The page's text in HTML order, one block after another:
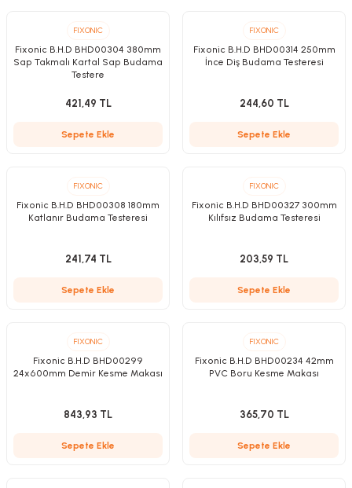
FIXONIC
Fixonic B.H.D BHD00304 380mm
Sap Takmalı Kartal Sap Budama
Testere
421,49 TL
Sepete Ekle
FIXONIC
Fixonic B.H.D BHD00314 250mm
İnce Diş Budama Testeresi
244,60 TL
Sepete Ekle
FIXONIC
Fixonic B.H.D BHD00308 180mm
Katlanır Budama Testeresi
241,74 TL
Sepete Ekle
FIXONIC
Fixonic B.H.D BHD00327 300mm
Kılıfsız Budama Testeresi
203,59 TL
Sepete Ekle
FIXONIC
Fixonic B.H.D BHD00299
24x600mm Demir Kesme Makası
843,93 TL
Sepete Ekle
FIXONIC
Fixonic B.H.D BHD00234 42mm
PVC Boru Kesme Makası
365,70 TL
Sepete Ekle